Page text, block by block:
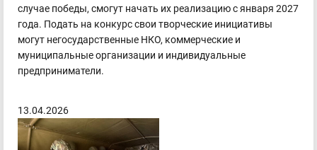
случае победы, смогут начать их реализацию с января 2027
года. Подать на конкурс свои творческие инициативы
могут негосударственные НКО, коммерческие и
муниципальные организации и индивидуальные
предприниматели.
13.04.2026